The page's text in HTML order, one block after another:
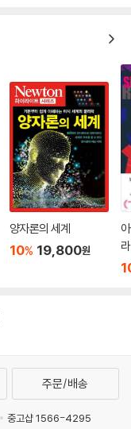
양자론의 세계
10% 19,800원
주문/배송
중고샵 1566-4295